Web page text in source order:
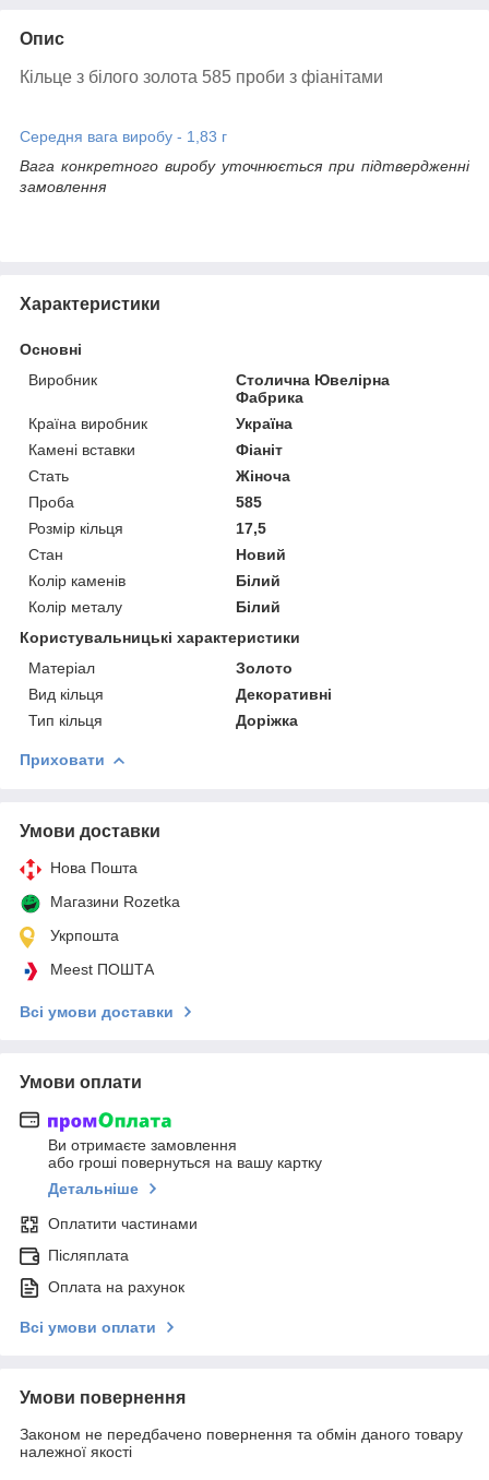
Опис
Кільце з білого золота 585 проби з фіанітами
Середня вага виробу - 1,83 г
Вага конкретного виробу уточнюється при підтвердженні
замовлення
Характеристики
Основні
Виробник
Столична Ювелірна
Фабрика
Країна виробник
Україна
Камені вставки
Фіаніт
Стать
Жіноча
Проба
585
Розмір кільця
17,5
Стан
Новий
Колір каменів
Білий
Колір металу
Білий
Користувальницькі характеристики
Матеріал
Золото
Вид кільця
Декоративні
Тип кільця
Доріжка
Приховати
Умови доставки
Нова Пошта
Магазини Rozetka
Укрпошта
Meest ПОШТА
Всі умови доставки
Умови оплати
Ви отримаєте замовлення
або гроші повернуться на вашу картку
Детальніше
Оплатити частинами
Післяплата
Оплата на рахунок
Всі умови оплати
Умови повернення
Законом не передбачено повернення та обмін даного товару
належної якості